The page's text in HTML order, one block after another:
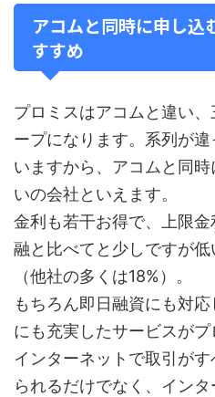
アコムと同時に申し込
すすめ
プロミスはアコムと違い
ープになります。系列が
いますから、アコムと同
いの会社といえます。
金利も若干お得で、上限
融と比べてと少しですが
（他社の多くは18%）。
もちろん即日融資にも対
にも充実したサービスがプ
インターネットで取引が
られるだけでなく、イン